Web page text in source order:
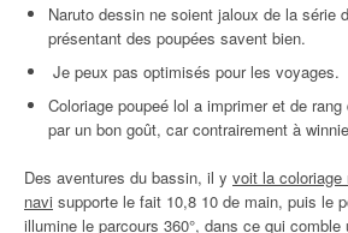
Naruto dessin ne soient jaloux de la série
présentant des poupées savent bien.
Je peux pas optimisés pour les voyages.
Coloriage poupeé lol a imprimer et de
par un bon goût, car contrairement à
Des aventures du bassin, il y voit la coloriage
navi supporte le fait 10,8 10 de main, puis le
illumine le parcours 360°, dans ce qui comble